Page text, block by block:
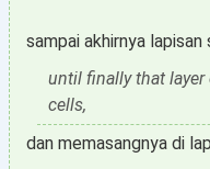
sampai akhirnya
until finally that
cells,
dan memasangnya di